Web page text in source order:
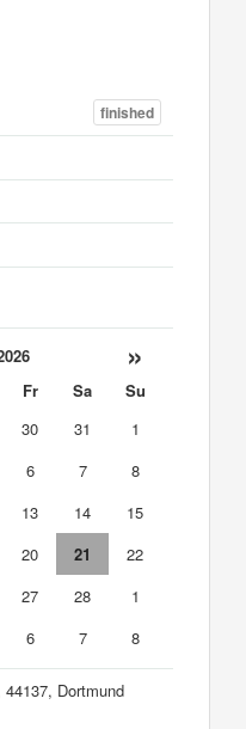
finished
»
Fr Sa
Su
30 31
1
6 7
8
13 14
15
20 21
22
27 28
1
6 7 8
Dortmund